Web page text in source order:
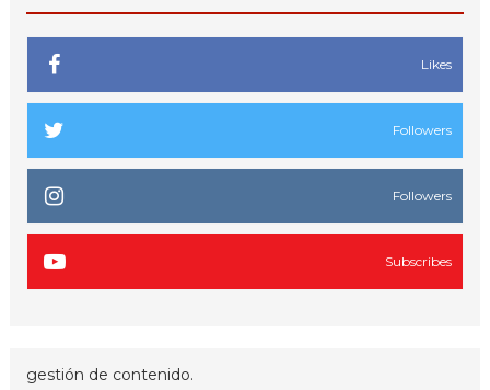
Likes
Followers
Followers
Subscribes
gestión de contenido.